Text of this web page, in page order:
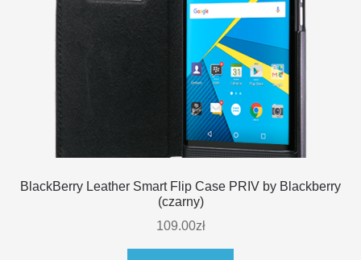
BlackBerry Leather Smart Flip Case PRIV by Blackberry
(czarny)
109.00zł